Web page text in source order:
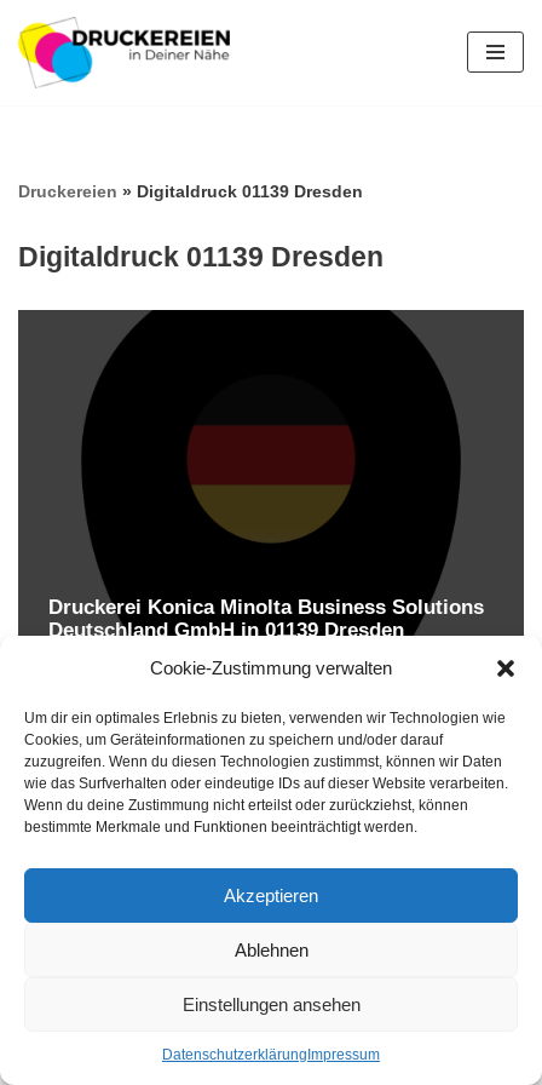
Cookie-Zustimmung verwalten
Um dir ein optimales Erlebnis zu bieten, verwenden wir Technologien wie
Cookies, um Geräteinformationen zu speichern und/oder darauf
zuzugreifen. Wenn du diesen Technologien zustimmst, können wir Daten
wie das Surfverhalten oder eindeutige IDs auf dieser Website verarbeiten.
Wenn du deine Zustimmung nicht erteilst oder zurückziehst, können
bestimmte Merkmale und Funktionen beeinträchtigt werden.
Akzeptieren
Ablehnen
Einstellungen ansehen
Datenschutzerklärung Impressum
Zum
Inhalt
Druckereien » Digitaldruck 01139 Dresden
Digitaldruck 01139 Dresden
Druckerei Konica Minolta Business Solutions
Deutschland GmbH in 01139 Dresden
Druckereien in Deutschland
Druckereien in Deutschland